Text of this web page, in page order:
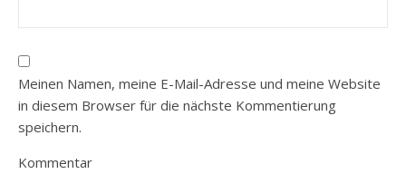
Meinen Namen, meine E-Mail-Adresse und meine Website
in diesem Browser für die nächste Kommentierung
speichern.
Kommentar